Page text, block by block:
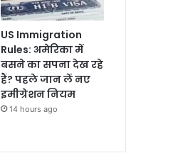
US Immigration
Rules: अमेरिका में
बसने का सपना देख रहे
हैं? पहले जान लें नए
इमीग्रेशन नियम
14 hours ago